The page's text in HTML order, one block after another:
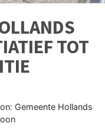
TOT
Gemeente Hollands